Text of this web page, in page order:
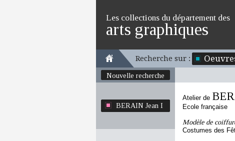
Les collections du département des
arts graphiques
Recherche sur :
Nouvelle recherche
BERAIN Jean I
Atelier de
Ecole française
Modèle de
Costumes des